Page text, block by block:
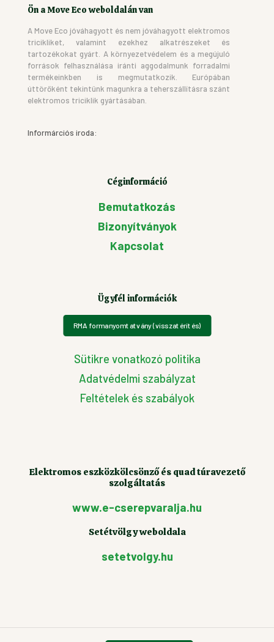
Ön a Move Eco weboldalán van
A Move Eco jóváhagyott és nem jóváhagyott elektromos
tricikliket, valamint ezekhez alkatrészeket és
tartozékokat gyárt. A környezetvédelem és a megújuló
források felhasználása iránti aggodalmunk forradalmi
termékeinkben is megmutatkozik. Európában
úttörőként tekintünk magunkra a teherszállításra szánt
elektromos triciklik gyártásában.
Informárciós iroda:
Céginformáció
Bemutatkozás
Bizonyítványok
Kapcsolat
Ügyfél információk
RMA formanyomtatvány (visszatérítés)
Sütikre vonatkozó politika
Adatvédelmi szabályzat
Feltételek és szabályok
Elektromos eszközkölcsönző és quad túravezető
szolgáltatás
www.e-cserepvaralja.hu
Setétvölgy weboldala
setetvolgy.hu